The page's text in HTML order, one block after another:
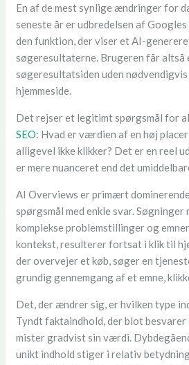
En af de mest synlige ændringer for
seneste år er udbredelsen af
den funktion, der viser et AI-
søgeresultaterne. Brugeren får altså
søgeresultatsiden uden
hjemmeside.
Det rejser et legitimt spørgsmål for
SEO: Hvad er værdien af en høj
alligevel ikke klikker? Det er en reel
er mere nuanceret end det
AI Overviews er primært
spørgsmål med enkle svar. Søgninger
komplekse problemstillinger og
kontekst, resulterer fortsat i klik til
der overvejer et køb, søger en
grundig gennemgang af et emne,
Det, der ændrer sig, er hvilken type
Tyndt faktaindhold, der blot besvarer
mister gradvist sin værdi.
unikt indhold stiger i relativ